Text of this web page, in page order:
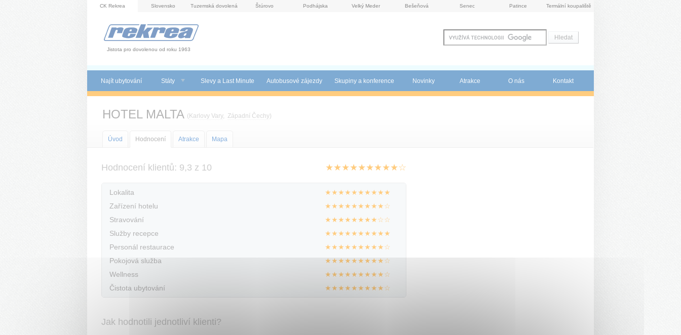
CK Rekrea Slovensko Tuzemská dovolená Štúrovo Podhájska Velký Meder Bešeňová Senec Patince Termální koupaliště
Jistota pro dovolenou od roku 1963
Najít ubytování Státy Slevy a Last Minute Autobusové zájezdy Skupiny a konference Novinky Atrakce O nás Kontakt
HOTEL MALTA ( Karlovy Vary, Západní Čechy)
Úvod Hodnocení Atrakce Mapa
Hodnocení klientů: 9,3 z 10 ★★★★★★★★★☆
Lokalita
★★★★★★★★★★
Zařízení hotelu
★★★★★★★★★☆
Stravování
★★★★★★★★☆☆
Služby recepce
★★★★★★★★★★
Personál restaurace
★★★★★★★★★☆
Pokojová služba
★★★★★★★★★☆
Wellness
★★★★★★★★★☆
Čistota ubytování
★★★★★★★★★☆
Jak hodnotili jednotliví klienti?